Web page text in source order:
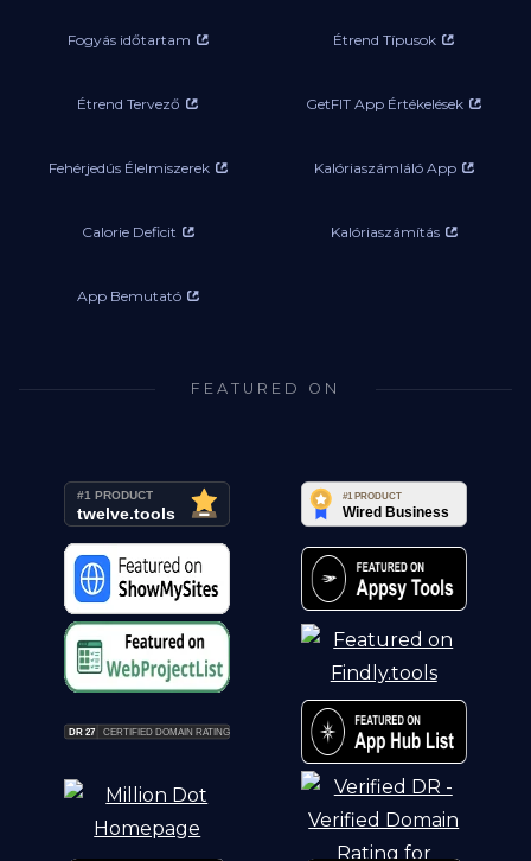
Fogyás időtartam Étrend Típusok
Étrend Tervező GetFIT App Értékelések
Fehérjedús Élelmiszerek Kalóriaszámláló App
Calorie Deficit Kalóriaszámítás
App Bemutató
FEATURED ON